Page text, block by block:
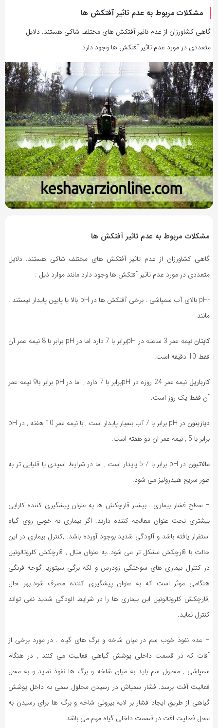
مشکلات مربوط به عدم تاثیر آفتکش ها
گاهی کشاورزان از عدم تاثیر آفتکش های مختلف شاکی هستند. دلایل
متعددی در مورد عدم تاثیر آفتکش ها وجود دارد
مشکلات مربوط به عدم تاثیر آفتکش ها
گاهی کشاورزان از عدم تاثیر آفتکش های مختلف شاکی هستند. دلایل
متعددی در مورد عدم تاثیر آفتکش ها وجود دارد مانند موارد ذیل :
-pH بالای آب سمپاشی . برخی آفتکش ها در pH بالا یا پایین پایدار نیستند .
مانند
کاپتان
نیمه عمر 3 ساعته در pHبرابر با 7 دارد اما در pH برابر با 8 نیمه عمر آن
فقط 10 دقیقه است.
کارباریل
نیمه عمر 24 روزه در pHبرابر با 7 دارد , اما در pH برابر با9 نیمه عمر
آن فقط یک روز است.
دیازینون
در pH برابر با 7 آب بسیار پایدار است , با نیمه عمر 10 هفته , در pH
برابر با 5 , نیمه عمر ان دو هفته است.
مالاتیون
در pH برابر با 7-5 پایدار است , اما در شرایط اسیدی یا قلیایی تر به
طور سریع هیدرولیز می شود.
– سطح فشار بیماری . بیشتر قارچکش ها به عنوان پیشگیری کننده کارایی
بیشتری تحت عنوان معالجه کننده دارند. اگر بیماری به خوبی روی گیاه
استقرار یافته باشد و آلودگی شدید بوجود آورده باشد. ,کنترل بیماری در این
حالت با قارچکش مشکل تر می شود..به عنوان مثال , قارچکش کلروتالونیل
در کنترل بیماری های سوختگی زودرس و لکه برگی سپتوریا گوجه فرنگی
هنگامی موثر است که به عنوان پیشگیری کننده مصرف شود.بهر حال
,قارچکش کلروتالونیل این بیماری ها را در شرایط الودگی شدید نمی تواند
کنترل نماید.
– عدم نفوذ خوب سم در میان شاخه و برگ های گیاه . در مورد برخی از
آفات که در قسمت داخلی پوشش گیاهی فعالیت می کنند , در هنگام
سمپاشی , محلول سم باید به میان شاخه و برگ ها نفوذ نماید و به محل
فعالیت آفت برسد. فشار سمپاش در رسیدن محلول سمی به داخل پوشش
گیاهی از طریق ایجاد فشار بر لایه بیرونی شاخه و برگ ها برای رسیدن به
محل فعالیت افت در قسمت داخلی گیاه مهم می باشد.